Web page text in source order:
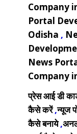
Company
Portal
Odisha ,
News
Company
प्रेस आई डी
कैसे करें,न्यूज
कैसे बनाये,